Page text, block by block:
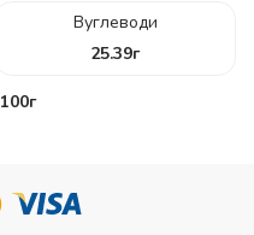
Вуглеводи
25.39г
100г